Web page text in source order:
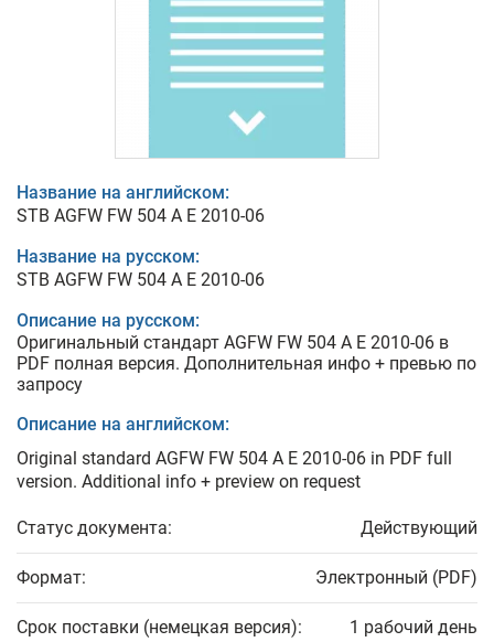
Название на английском:
STB AGFW FW 504 A E 2010-06
Название на русском:
STB AGFW FW 504 A E 2010-06
Описание на русском:
Оригинальный стандарт AGFW FW 504 A E 2010-06 в
PDF полная версия. Дополнительная инфо + превью по
запросу
Описание на английском:
Original standard AGFW FW 504 A E 2010-06 in PDF full
version. Additional info + preview on request
Статус документа: Действующий
Формат: Электронный (PDF)
Срок поставки (немецкая версия): 1 рабочий день